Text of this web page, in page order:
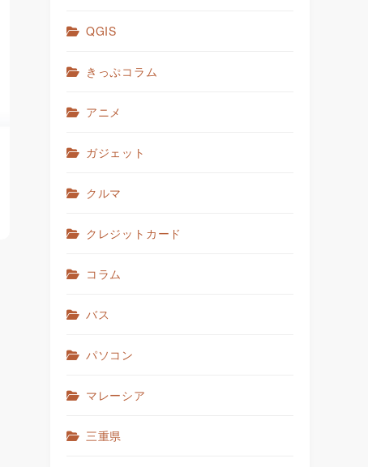
QGIS
きっぷコラム
アニメ
ガジェット
クルマ
クレジットカード
コラム
バス
パソコン
マレーシア
三重県